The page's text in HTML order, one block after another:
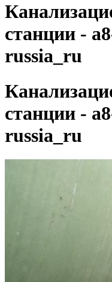
станции -
russia_ru
станции -
russia_ru